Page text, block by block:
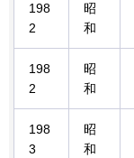
198
2
昭
和
198
2
昭
和
198
3
昭
和